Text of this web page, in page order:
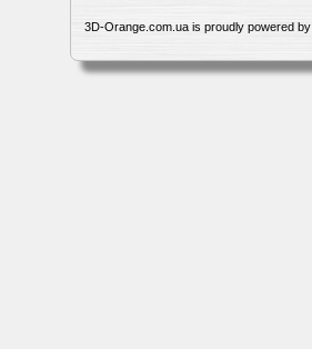
3D-Orange.com.ua is proudly powered by